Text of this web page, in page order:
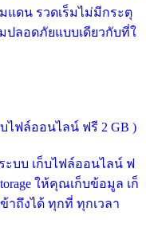
แดน รวดเร็มไม่มีกระตุ
ลอดภัยแบบเดียวกับที่ใ
บไฟล์ออนไลน์ ฟรี 2 GB )
ะบบ เก็บไฟล์ออนไลน์ ฟ
ให้คุณเก็บข้อมูล เก็
าถึงได้ ทุกที่ ทุกเวลา